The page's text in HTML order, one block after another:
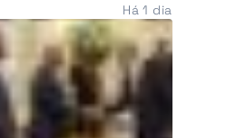
(SIC) anunciou,
a detenção de três
suspeitos de
no caso, que expôs
rede internacional de
com
Há 1 dia